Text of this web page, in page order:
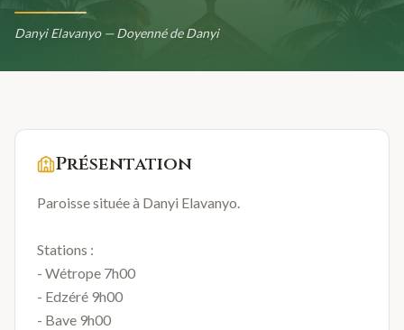
Danyi Elavanyo — Doyenné de Danyi
Présentation
Paroisse située à Danyi Elavanyo.
Stations :
- Wétrope 7h00
- Edzéré 9h00
- Bave 9h00